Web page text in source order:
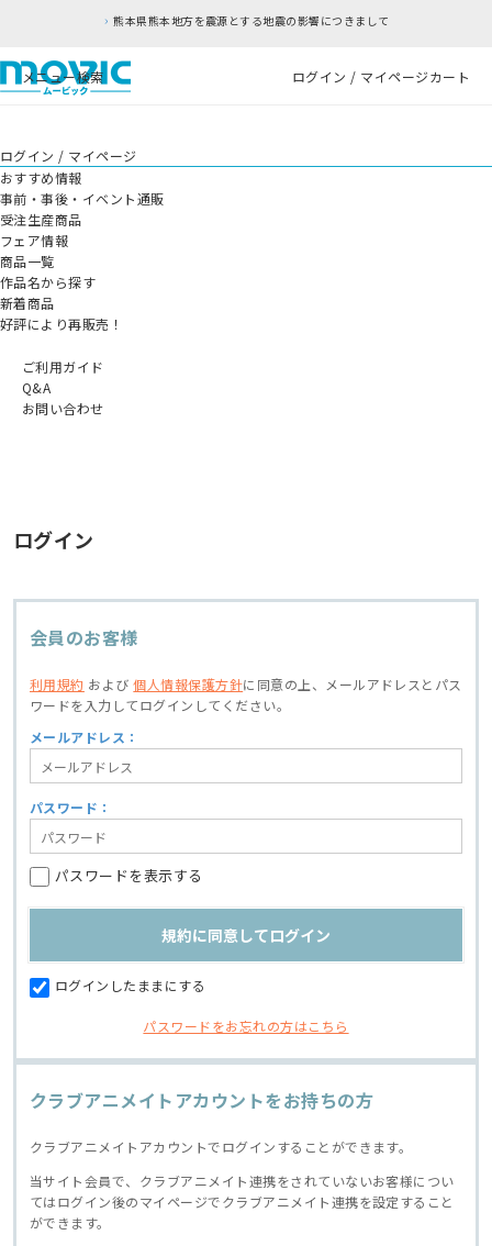
熊本県熊本地方を震源とする地震の影響につきまして
メニュー検索 ログイン / マイページカート
ログイン / マイページ
おすすめ情報
事前・事後・イベント通販
受注生産商品
フェア情報
商品一覧
作品名から探す
新着商品
好評により再販売！
ご利用ガイド
Q&A
お問い合わせ
ログイン
会員のお客様
利用規約 および個人情報保護方針に同意の上、
メールアドレスとパス
ワードを入力してログインしてください。
メールアドレス：
パスワード：
パスワードを表示する
ログインしたままにする
パスワードをお忘れの方はこちら
クラブアニメイトアカウントをお持ちの方
クラブアニメイトアカウントでログインすることができます。
当サイト会員で、クラブアニメイト連携をされていないお客様につい
てはログイン後のマイページでクラブアニメイト連携を設定すること
ができます。